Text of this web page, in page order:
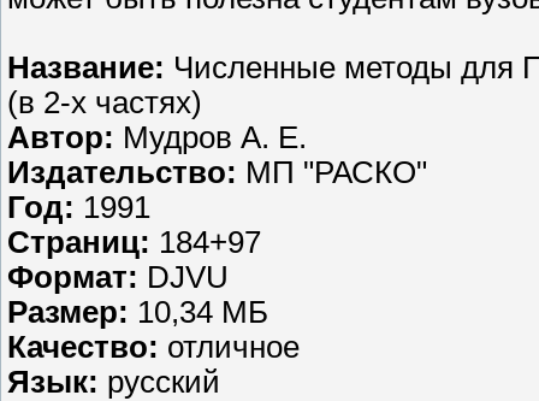
Название: Численные методы для
(в 2-х частях)
Автор: Мудров А. Е.
Издательство: МП "РАСКО"
Год: 1991
Страниц: 184+97
Формат: DJVU
Размер: 10,34 МБ
Качество: отличное
Язык: русский